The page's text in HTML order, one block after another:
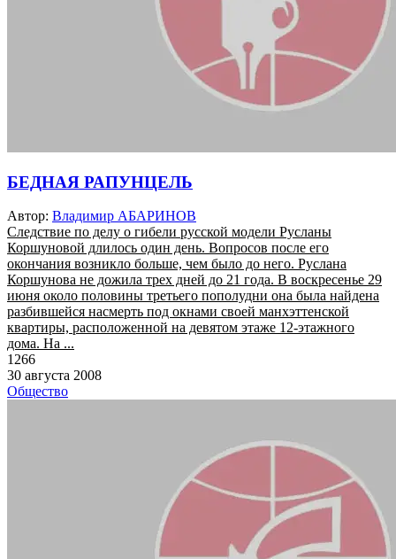
БЕДНАЯ РАПУНЦЕЛЬ
Автор: Владимир АБАРИНОВ
Следствие по делу о гибели русской модели Русланы
Коршуновой длилось один день. Вопросов после его
окончания возникло больше, чем было до него. Руслана
Коршунова не дожила трех дней до 21 года. В воскресенье 29
июня около половины третьего пополудни она была найдена
разбившейся насмерть под окнами своей манхэттенской
квартиры, расположенной на девятом этаже 12-этажного
дома. На ...
1266
30 августа 2008
Общество